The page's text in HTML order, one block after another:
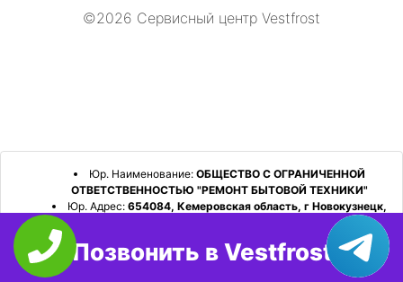
©2026 Сервисный центр Vestfrost
Юр. Наименование: ОБЩЕСТВО С ОГРАНИЧЕННОЙ
ОТВЕТСТВЕННОСТЬЮ "РЕМОНТ БЫТОВОЙ ТЕХНИКИ"
Юр. Адрес: 654084, Кемеровская область, г Новокузнецк,
р-н Орджоникидзевский, пр-кт Шахтеров, д. 31, кв. 2
ИНН:4253052180 ОГРН:1224200006128
Позвонить в Vestfrost